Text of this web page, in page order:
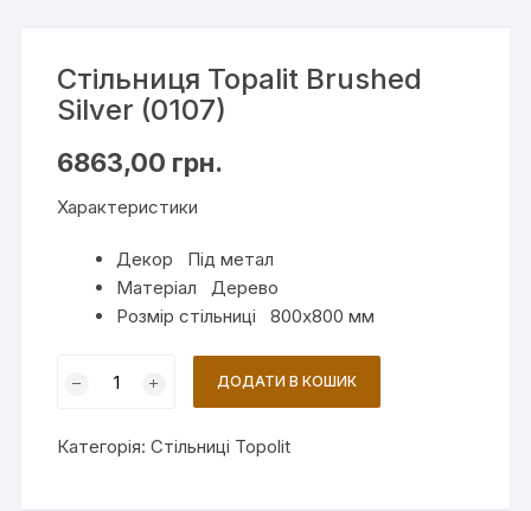
Стільниця Topalit Brushed
Silver (0107)
6863,00 грн.
Характеристики
Декор Під метал
Матеріал Дерево
Розмір стільниці 800х800 мм
Silver
ДОДАТИ В КОШИК
Категорія:Стільниці Topolit